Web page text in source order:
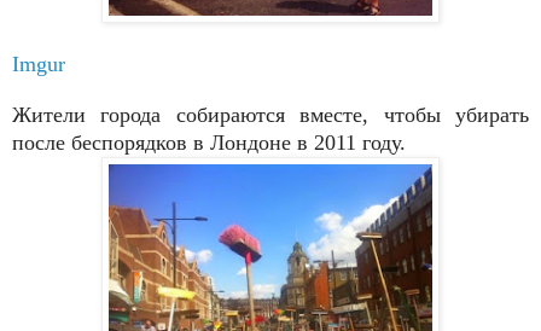
Imgur
Жители города собираются вместе, чтобы убирать
после беспорядков в Лондоне в 2011 году.